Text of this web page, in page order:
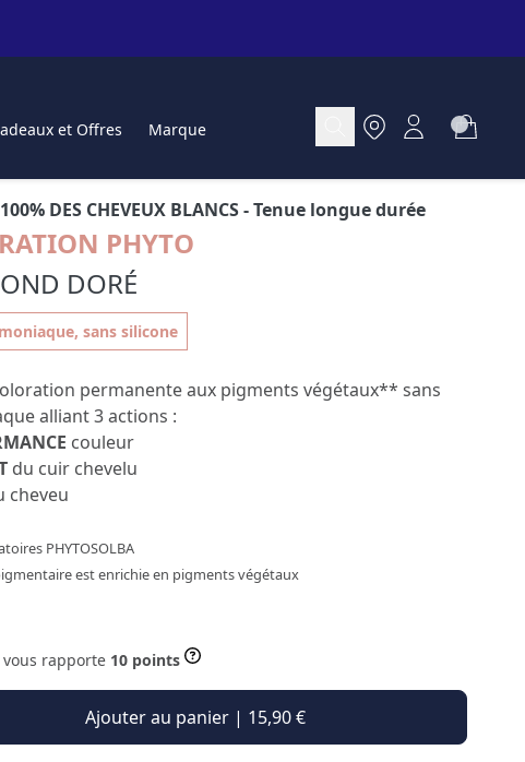
et Offres Marque
DES CHEVEUX BLANCS- Tenue longue durée
PHYTO
DORÉ
sans silicone
permanente aux pigments végétaux** sans
alliant 3 actions :
couleur
du cuir chevelu
cheveu
PHYTOSOLBA
est enrichie en pigments végétaux
rapporte 10 points
Ajouter au panier | 15,90 €